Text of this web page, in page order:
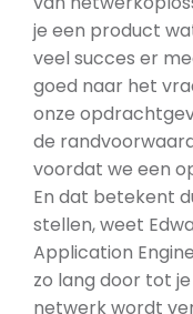
je een product
veel succes er
goed naar het
onze
de
voordat we een
En dat betekent
stellen, weet
Application
zo lang door tot
netwerk wordt